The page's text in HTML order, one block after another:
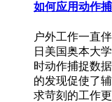
如何应用动作
户外工作一直
日美国奥本大
时动作捕捉数
的发现促使了
求苛刻的工作